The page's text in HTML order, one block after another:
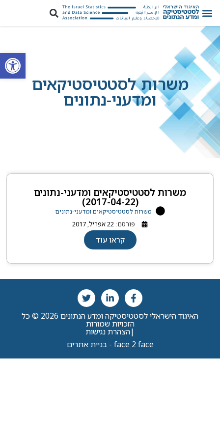
פתח
משרות לסטטיסטיקאים
ומדעני-נתונים
משרות לסטטיסטיקאים ומדעני-נתונים
(2017-04-22)
משרות לסטטיסטיקאים ומדעני-נתונים
פורסם: 22 אפריל, 2017
קראו עוד
האיגוד הישראלי לסטטיסטיקה ומדע הנתונים 2026 © כל
הזכויות שמורות
|הצהרת נגישות
face 2 face - בניית אתרים